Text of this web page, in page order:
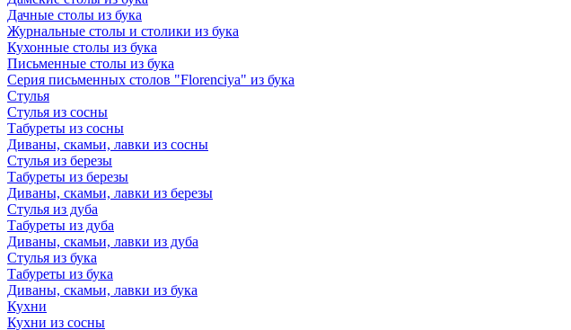
Дачные столы из бука
Журнальные столы и столики из бука
Кухонные столы из бука
Письменные столы из бука
Серия письменных столов "Florenciya" из бука
Стулья
Стулья из сосны
Табуреты из сосны
Диваны, скамьи, лавки из сосны
Стулья из березы
Табуреты из березы
Диваны, скамьи, лавки из березы
Стулья из дуба
Табуреты из дуба
Диваны, скамьи, лавки из дуба
Стулья из бука
Табуреты из бука
Диваны, скамьи, лавки из бука
Кухни
Кухни из сосны